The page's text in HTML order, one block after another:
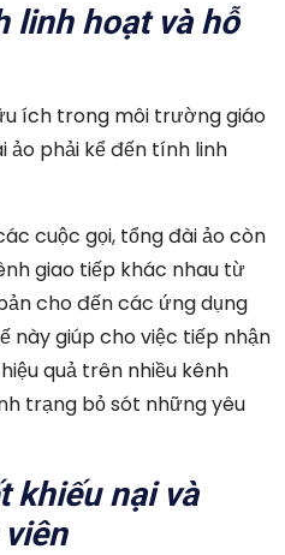
linh hoạt và hỗ
ích trong môi trường giáo
ảo phải kể đến tính linh
cuộc gọi, tổng đài ảo còn
giao tiếp khác nhau từ
cho đến các ứng dụng
này giúp cho việc tiếp nhận
quả trên nhiều kênh
trạng bỏ sót những yêu
khiếu nại và